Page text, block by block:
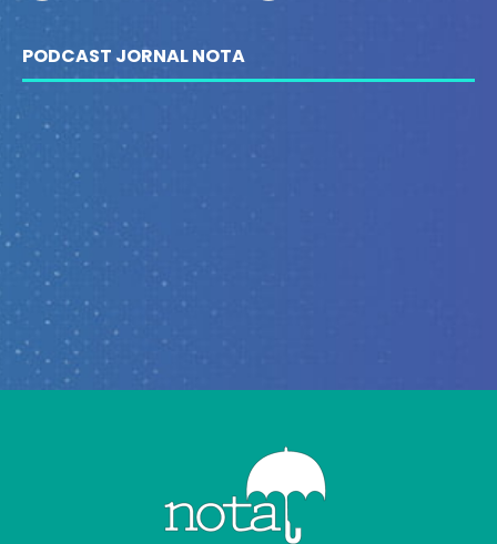
PODCAST JORNAL NOTA